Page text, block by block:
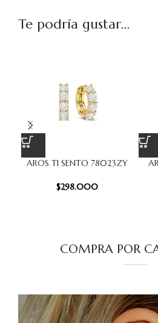
Te podría gustar...
AROS TI SENTO 78023ZY
$298.000
COMPRA POR